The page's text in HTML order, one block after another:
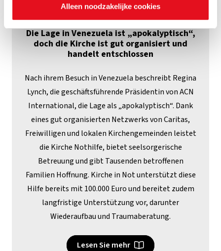
Alleen noodzakelijke cookies
22/07/2026
Die Lage in Venezuela ist „apokalyptisch“,
doch die Kirche ist gut organisiert und
handelt entschlossen
Nach ihrem Besuch in Venezuela beschreibt Regina
Lynch, die geschäftsführende Präsidentin von ACN
International, die Lage als „apokalyptisch“. Dank
eines gut organisierten Netzwerks von Caritas,
Freiwilligen und lokalen Kirchengemeinden leistet
die Kirche Nothilfe, bietet seelsorgerische
Betreuung und gibt Tausenden betroffenen
Familien Hoffnung. Kirche in Not unterstützt diese
Hilfe bereits mit 100.000 Euro und bereitet zudem
langfristige Unterstützung vor, darunter
Wiederaufbau und Traumaberatung.
Lesen Sie mehr